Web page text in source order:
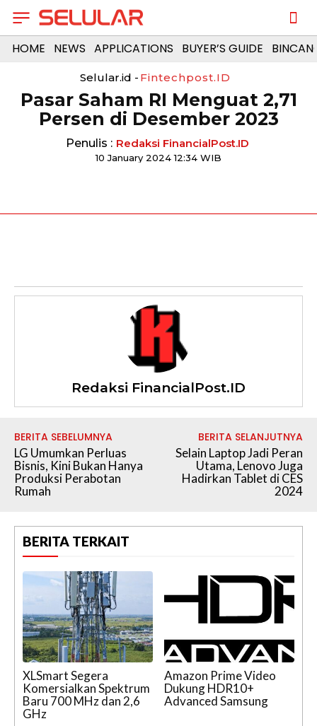
HOME NEWS APPLICATIONS BUYER’S GUIDE
Selular.id - Fintechpost.ID
Pasar Saham RI Menguat 2,71
Persen di Desember 2023
Penulis : Redaksi FinancialPost.ID
10 January 2024 12:34 WIB
Redaksi FinancialPost.ID
BERITA SEBELUMNYA
LG Umumkan Perluas
Bisnis, Kini Bukan Hanya
Produksi Perabotan
Rumah
BERITA SELANJUTNYA
Selain Laptop Jadi Peran
Utama, Lenovo Juga
Hadirkan Tablet di CES
2024
BERITA TERKAIT
XLSmart Segera
Komersialkan Spektrum
Baru 700 MHz dan 2,6
GHz
Amazon Prime Video
Dukung HDR10+
Advanced Samsung